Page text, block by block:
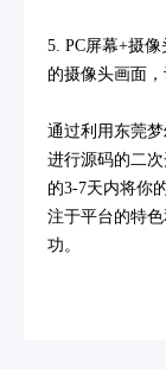
5. PC屏幕+摄
的摄像头画面
通过利用东莞
进行源码的二
的3-7天内将你
注于平台的特
功。